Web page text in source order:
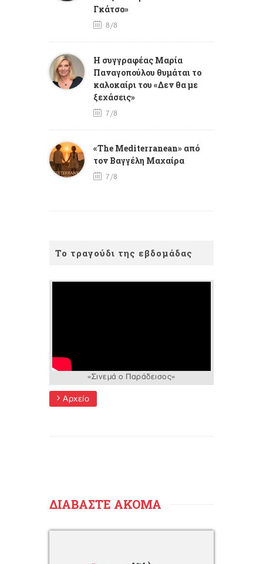
Γκάτσο»
8/8
Η συγγραφέας Μαρία
Παναγοπούλου θυμάται το
καλοκαίρι του «Δεν θα με
ξεχάσεις»
7/8
«The Mediterranean» από
τον Βαγγέλη Μαχαίρα
7/8
Το τραγούδι της εβδομάδας
«Σινεμά ο Παράδεισος»
Αρχείο
ΔΙΑΒΑΣΤΕ ΑΚΟΜΑ